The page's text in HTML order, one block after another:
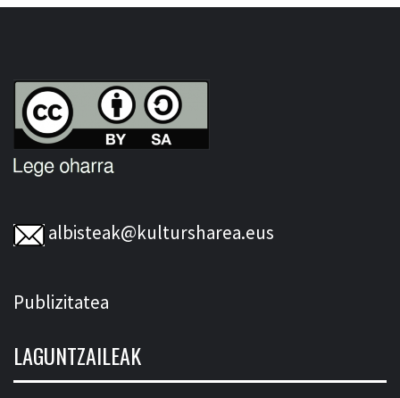
albisteak@kultursharea.eus
Publizitatea
LAGUNTZAILEAK